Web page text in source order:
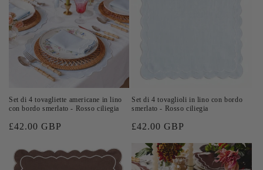
Set di 4 tovagliette americane in lino
con bordo smerlato - Rosso ciliegia
Prezzo
listino
£42.00 GBP
Set di 4 tovaglioli in lino con bordo
smerlato - Rosso ciliegia
Prezzo
listino
£42.00 GBP